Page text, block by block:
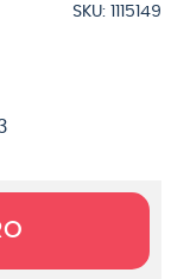
SKU: 1115149